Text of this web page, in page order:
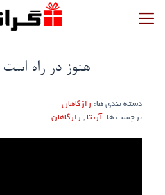
هنوز در راه
دسته بندی ها: رازگاهان
برچسب ها: آزیتا , رازگاهان